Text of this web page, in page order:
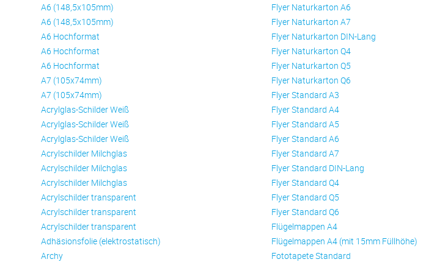
A6 (148,5x105mm)
A6 (148,5x105mm)
A6 Hochformat
A6 Hochformat
A6 Hochformat
A7 (105x74mm)
A7 (105x74mm)
Acrylglas-Schilder Weiß
Acrylglas-Schilder Weiß
Acrylglas-Schilder Weiß
Acrylschilder Milchglas
Acrylschilder Milchglas
Acrylschilder Milchglas
Acrylschilder transparent
Acrylschilder transparent
Acrylschilder transparent
Adhäsionsfolie (elektrostatisch)
Archy
Flyer Naturkarton A6
Flyer Naturkarton A7
Flyer Naturkarton DIN-Lang
Flyer Naturkarton Q4
Flyer Naturkarton Q5
Flyer Naturkarton Q6
Flyer Standard A3
Flyer Standard A4
Flyer Standard A5
Flyer Standard A6
Flyer Standard A7
Flyer Standard DIN-Lang
Flyer Standard Q4
Flyer Standard Q5
Flyer Standard Q6
Flügelmappen A4
Flügelmappen A4 (mit 15mm Füllhöhe)
Fototapete Standard